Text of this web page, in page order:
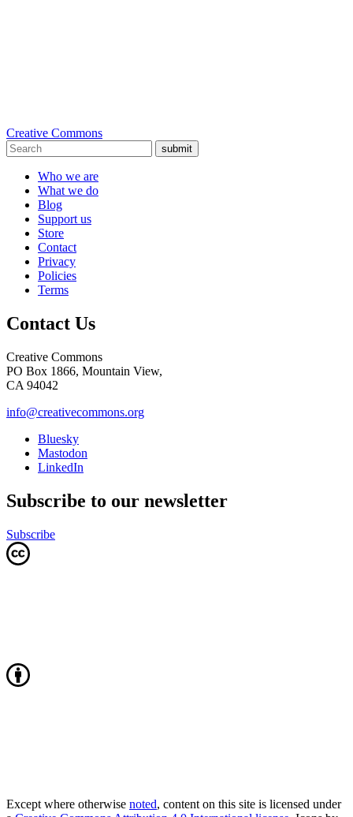
Creative Commons
submit
Who we are
What we do
Blog
Support us
Store
Contact
Privacy
Policies
Terms
Contact Us
Creative Commons
PO Box 1866, Mountain View,
CA 94042
info@creativecommons.org
Bluesky
Mastodon
LinkedIn
Subscribe to our newsletter
Subscribe
Except where otherwise noted, content on this site is licensed under